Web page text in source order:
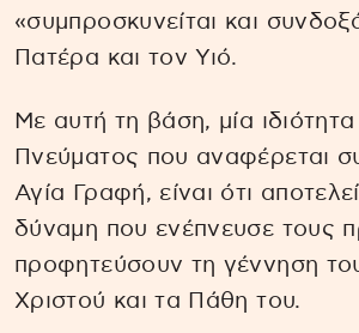
«συμπροσκυνείται και
Πατέρα και τον Υιό.
Με αυτή τη βάση, μία
Πνεύματος που αναφέρεται
Αγία Γραφή, είναι ότι
δύναμη που ενέπνευσε τους
προφητεύσουν τη γέννηση
Χριστού και τα Πάθη του.